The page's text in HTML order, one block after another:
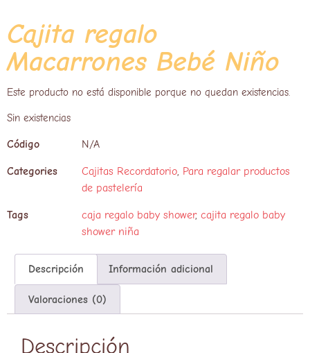
Cajita regalo
Macarrones Bebé Niño
Este producto no está disponible porque no quedan existencias.
Sin existencias
Código N/A
Categories Cajitas Recordatorio, Para regalar productos
de pastelería
Tags caja regalo baby shower, cajita regalo baby
shower niña
Descripción Información adicional
Valoraciones (0)
Descripción